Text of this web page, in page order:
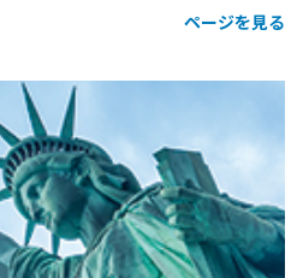
ページを見る